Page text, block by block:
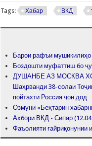
Tags: Хабар ВКД
Барои рафъи
Боздошти муфаттиш бо
ДУШАНБЕ АЗ МОСКВА
Шаҳрванди 38-солаи
пойтахти Россия ҷон дод
Озмуни «Беҳтарин
Ахбори ВКД - Сипар
Фаъолияти ғайриқонунии